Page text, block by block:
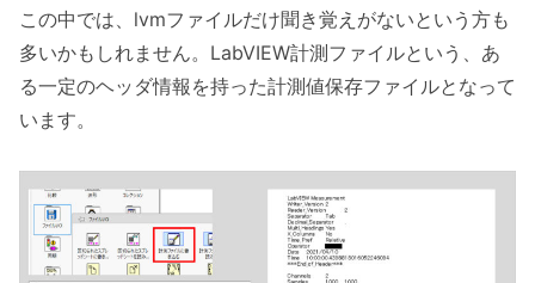
この中では、lvmファイルだけ聞き覚えがないという方も
多いかもしれません。LabVIEW計測ファイルという、あ
る一定のヘッダ情報を持った計測値保存ファイルとなって
います。